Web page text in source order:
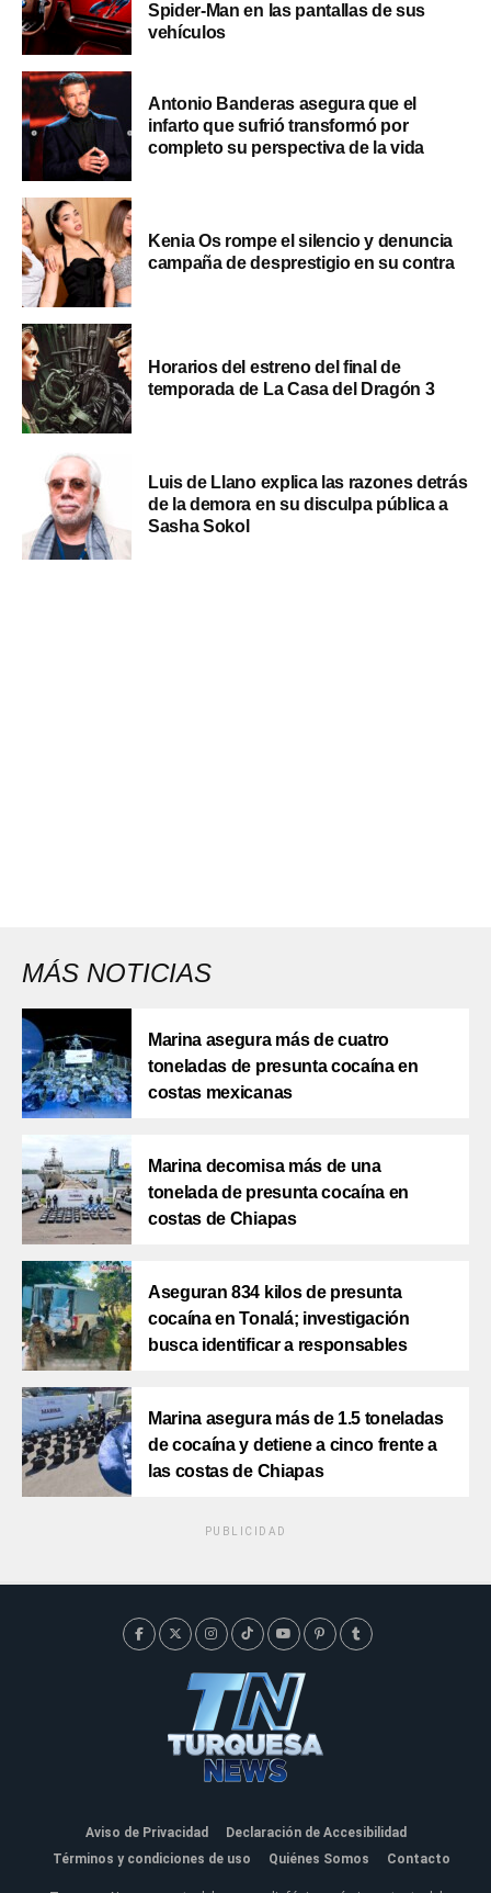
Spider-Man en las pantallas de sus
vehículos
Antonio Banderas asegura que el
infarto que sufrió transformó por
completo su perspectiva de la vida
Kenia Os rompe el silencio y denuncia
campaña de desprestigio en su contra
Horarios del estreno del final de
temporada de La Casa del Dragón 3
Luis de Llano explica las razones detrás
de la demora en su disculpa pública a
Sasha Sokol
MÁS NOTICIAS
Marina asegura más de cuatro
toneladas de presunta cocaína en
costas mexicanas
Marina decomisa más de una
tonelada de presunta cocaína en
costas de Chiapas
Aseguran 834 kilos de presunta
cocaína en Tonalá; investigación
busca identificar a responsables
Marina asegura más de 1.5 toneladas
de cocaína y detiene a cinco frente a
las costas de Chiapas
PUBLICIDAD
Aviso de Privacidad
Declaración de Accesibilidad
Términos y condiciones de uso
Quiénes Somos Contacto